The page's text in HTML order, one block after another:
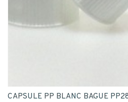
CAPSULE PP BLANC BAGUE